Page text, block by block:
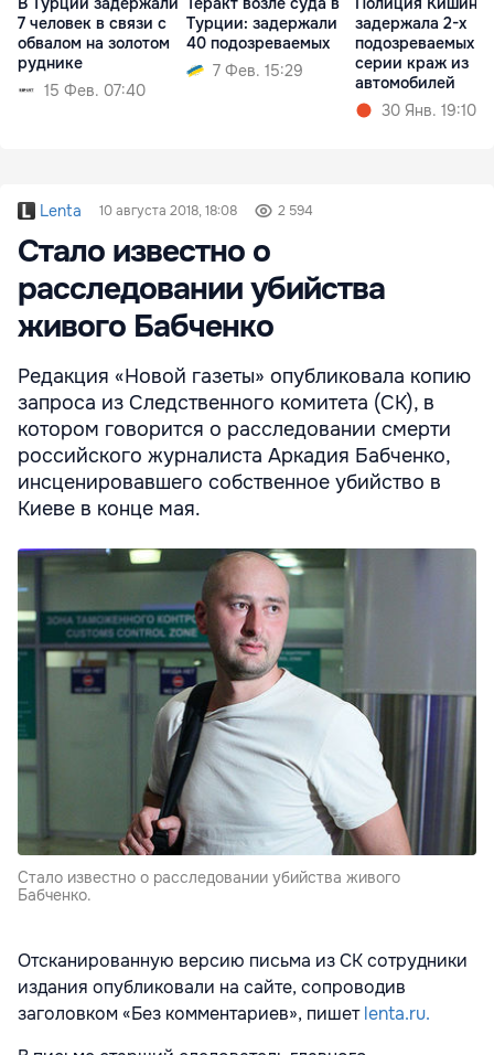
7 человек в связи с
обвалом на золотом
руднике
15 Фев. 07:40
Турции: задержали
40 подозреваемых
7 Фев. 15:29
задержала 2-х
подозреваемых в
серии краж из
автомобилей
30 Янв. 19:10
Lenta 10 августа 2018, 18:08 2 594
Стало известно о
расследовании убийства
живого Бабченко
Редакция «Новой газеты» опубликовала копию
запроса из Следственного комитета (СК), в
котором говорится о расследовании смерти
российского журналиста Аркадия Бабченко,
инсценировавшего собственное убийство в
Киеве в конце мая.
Стало известно о расследовании убийства живого
Бабченко.
Отсканированную версию письма из СК сотрудники
издания опубликовали на сайте, сопроводив
заголовком «Без комментариев», пишетlenta.ru.